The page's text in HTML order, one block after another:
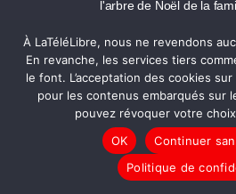
l'arbre de Noël de la
m'sieur dames...pour
jamais assez et pour
rénovation du parquet
fini pas de rayer à cause
font des rayures partout.
29/06/2007 09:36 -
À LaTéléLibre, nous ne revendons
En revanche, les services tiers
le font. L’acceptation des cookies
pour les contenus embarqués sur
pouvez révoquer votre
OK
Continuer
Politique de